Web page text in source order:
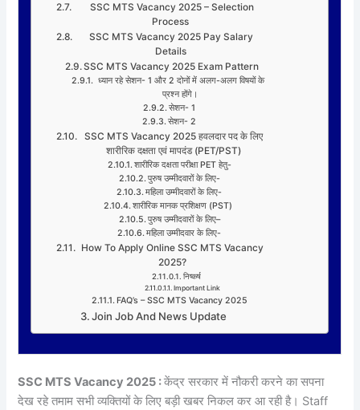
SSC MTS Vacancy 2025 – Selection
Process
SSC MTS Vacancy 2025 Pay Salary
Details
SSC MTS Vacancy 2025 Exam Pattern
ध्यान रहे सेशन- 1 और 2 दोनों में अलग-अलग विषयों के
प्रश्न होंगे।
सेशन- 1
सेशन- 2
SSC MTS Vacancy 2025 हवलदार पद के लिए
शारीरिक दक्षता एवं मापदंड (PET/PST)
शारीरिक दक्षता परीक्षा PET हेतु-
पुरुष उम्मीदवारों के लिए-
महिला उम्मीदवारों के लिए-
शारीरिक मानक प्रशिक्षण (PST)
पुरुष उम्मीदवारों के लिए–
महिला उम्मीदवार के लिए-
How To Apply Online SSC MTS Vacancy
2025?
निष्कर्ष
Important Link
FAQ’s – SSC MTS Vacancy 2025
Join Job And News Update
SSC MTS Vacancy 2025 :केंद्र सरकार में नौकरी करने का सपना
देख रहे तमाम सभी व्यक्तियों के लिए बड़ी खबर निकल कर आ रही है। Staff